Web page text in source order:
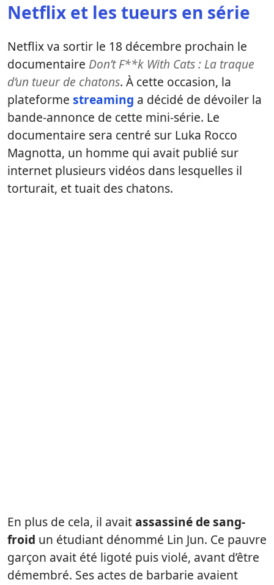
Netflix et les tueurs en série
Netflix va sortir le 18 décembre prochain le
documentaire Don’t F**k With Cats : La traque
d’un tueur de chatons. À cette occasion, la
plateforme streaming a décidé de dévoiler la
bande-annonce de cette mini-série. Le
documentaire sera centré sur Luka Rocco
Magnotta, un homme qui avait publié sur
internet plusieurs vidéos dans lesquelles il
torturait, et tuait des chatons.
En plus de cela, il avaitassassiné de sang-
froid un étudiant dénommé Lin Jun. Ce pauvre
garçon avait été ligoté puis violé, avant d’être
démembré. Ses actes de barbarie avaient